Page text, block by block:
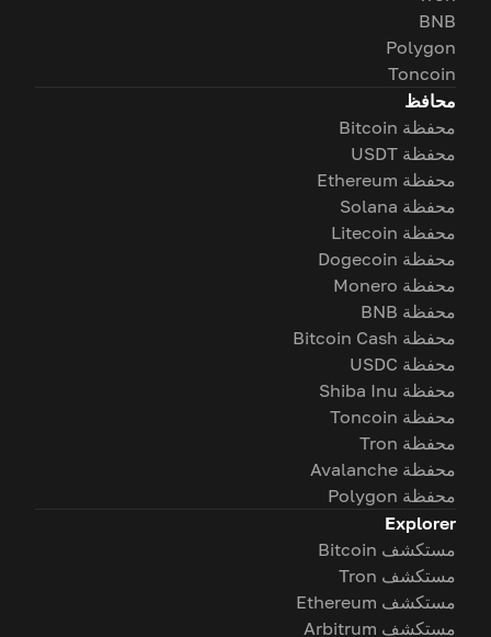
BNB
Polygon
Toncoin
محافظ
محفظة Bitcoin
محفظة USDT
محفظة Ethereum
محفظة Solana
محفظة Litecoin
محفظة Dogecoin
محفظة Monero
محفظة BNB
محفظة Bitcoin Cash
محفظة USDC
محفظة Shiba Inu
محفظة Toncoin
محفظة Tron
محفظة Avalanche
محفظة Polygon
Explorer
مستكشف Bitcoin
مستكشف Tron
مستكشف Ethereum
مستكشف Arbitrum